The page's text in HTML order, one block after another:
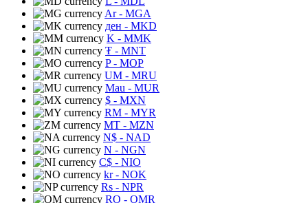
Ar- MGA
ден - MKD
K - MMK
₮ - MNT
P- MOP
UM - MRU
Mau - MUR
$ - MXN
RM - MYR
MT - MZN
N$ - NAD
N - NGN
C$ - NIO
kr- NOK
Rs - NPR
RO - OMR